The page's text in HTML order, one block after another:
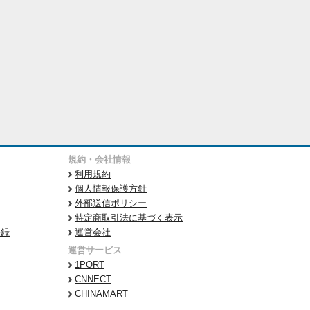
規約・会社情報
利用規約
個人情報保護方針
外部送信ポリシー
特定商取引法に基づく表示
運営会社
運営サービス
1PORT
CNNECT
CHINAMART